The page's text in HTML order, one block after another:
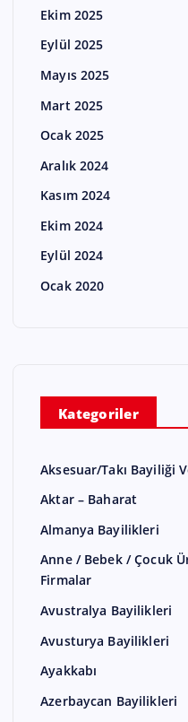
Ekim 2025
Eylül 2025
Mayıs 2025
Mart 2025
Ocak 2025
Aralık 2024
Kasım 2024
Ekim 2024
Eylül 2024
Ocak 2020
Kategoriler
Aksesuar/Takı Bayiliği
Aktar – Baharat
Almanya Bayilikleri
Anne / Bebek / Çocuk
Firmalar
Avustralya Bayilikleri
Avusturya Bayilikleri
Ayakkabı
Azerbaycan Bayilikleri